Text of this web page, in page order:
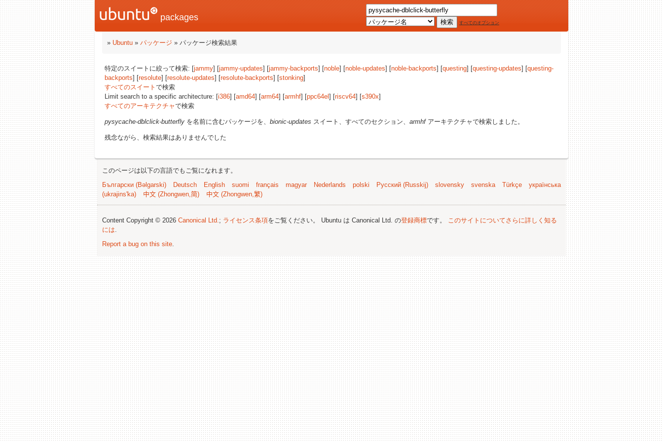
packages
すべてのオプション
» Ubuntu » パッケージ » パッケージ検索結果
特定のスイートに絞って検索: [jammy] [jammy-updates] [jammy-backports] [noble] [noble-updates] [noble-backports] [questing] [questing-updates] [questing-
backports] [resolute] [resolute-updates] [resolute-backports] [stonking]
すべてのスイート で検索
Limit search to a specific architecture: [i386] [amd64] [arm64] [armhf] [ppc64el ] [riscv64] [s390x]
すべてのアーキテクチャで検索
pysycache-dblclick-butterfly を名前に含むパッケージを、 bionic-updates スイート、すべてのセクション、 armhfアーキテクチャで検索しました。
残念ながら、検索結果はありませんでした
このページは以下の言語でもご覧になれます。
Български (Bəlgarski)
Deutsch English suomi français magyar Nederlands polski Русский (Russkij) slovensky svenska Türkçe
українська
(ukrajins'ka)
中文 (Zhongwen,简) 中文 (Zhongwen,繁)
Content Copyright © 2026 Canonical Ltd.; ライセンス条項をご覧ください。 Ubuntu は Canonical Ltd. の登録商標です。 このサイトについてさらに詳しく知る
には.
Report a bug on this site.